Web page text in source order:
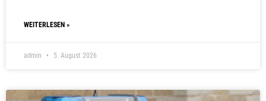
WEITERLESEN »
admin 5. August 2026